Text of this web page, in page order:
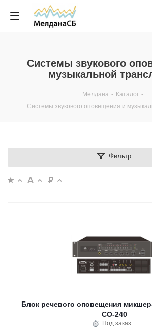
Системы звукового
музыкальной
Мелдана - Каталог -
Системы звукового оповещения и
Фильтр
Блок речевого оповещения
CO-240
Под заказ